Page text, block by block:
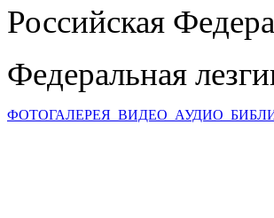
Российская
Федеральная
ФОТОГАЛЕРЕЯ ВИДЕО АУДИО